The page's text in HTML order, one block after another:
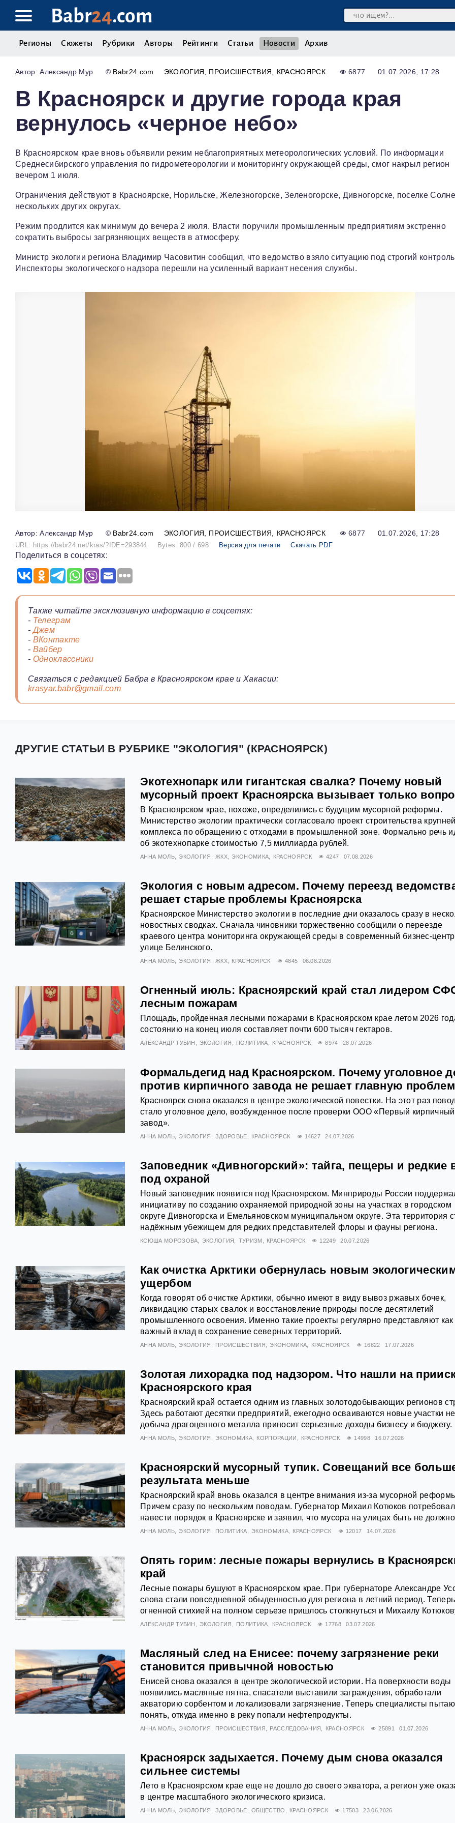
Babr24.com
Регионы Сюжеты Рубрики Авторы Рейтинги Статьи Новости Архив
Александр Мур © Babr24.com ЭКОЛОГИЯ ПРОИСШЕСТВИЯ КРАСНОЯРСК 6877 01.07.2026, 17:28
В Красноярск и другие города края
вернулось «черное небо»
В Красноярском крае вновь объявили режим неблагоприятных метеорологических условий. По информации
Среднесибирского управления по гидрометеорологии и мониторингу окружающей среды, смог накрыл регион
вечером 1 июля.
Ограничения действуют в Красноярске, Норильске, Железногорске, Зеленогорске, Дивногорске, поселке
нескольких других округах.
Режим продлится как минимум до вечера 2 июля. Власти поручили промышленным предприятиям экстренно
сократить выбросы загрязняющих веществ в атмосферу.
Министр экологии региона Владимир Часовитин сообщил, что ведомство взяло ситуацию под строгий
Инспекторы экологического надзора перешли на усиленный вариант несения службы.
Александр Мур © Babr24.com ЭКОЛОГИЯ ПРОИСШЕСТВИЯ КРАСНОЯРСК 6877 01.07.2026, 17:28
URL: https://babr24.net/kras/?IDE=293844 Bytes: 800 / 698 Версия для печати Скачать PDF
Поделиться в соцсетях:
Также читайте эксклюзивную информацию в соцсетях:
- Телеграм
-Джем
- ВКонтакте
- Вайбер
- Одноклассники
Связаться с редакцией Бабра в Красноярском крае и Хакасии:
krasyar.babr@gmail.com
ДРУГИЕ СТАТЬИ В РУБРИКЕ "ЭКОЛОГИЯ" (КРАСНОЯРСК)
Экотехнопарк или гигантская свалка? Почему новый
мусорный проект Красноярска вызывает только
В Красноярском крае, похоже, определились с будущим мусорной реформы.
Министерство экологии практически согласовало проект строительства
комплекса по обращению с отходами в промышленной зоне. Формально речь
об экотехнопарке стоимостью 7,5 миллиарда рублей.
АННА МОЛЬ ЭКОЛОГИЯ ЖКХ ЭКОНОМИКА КРАСНОЯРСК 4247 07.08.2026
Экология с новым адресом. Почему переезд
решает старые проблемы Красноярска
Красноярское Министерство экологии в последние дни оказалось сразу в
новостных сводках. Сначала чиновники торжественно сообщили о переезде
краевого центра мониторинга окружающей среды в современный бизнес-
улице Белинского.
АННА МОЛЬ ЭКОЛОГИЯ ЖКХ КРАСНОЯРСК 4845 06.08.2026
Огненный июль: Красноярский край стал лидером
лесным пожарам
Площадь, пройденная лесными пожарами в Красноярском крае летом 2026
состоянию на конец июля составляет почти 600 тысяч гектаров.
АЛЕКСАНДР ТУБИН ЭКОЛОГИЯ ПОЛИТИКА КРАСНОЯРСК 8974 28.07.2026
Формальдегид над Красноярском. Почему уголовное
против кирпичного завода не решает главную
Красноярск снова оказался в центре экологической повестки. На этот раз
стало уголовное дело, возбужденное после проверки ООО «Первый кирпичный
завод».
АННА МОЛЬ ЭКОЛОГИЯ ЗДОРОВЬЕ КРАСНОЯРСК 14627 24.07.2026
Заповедник «Дивногорский»: тайга, пещеры и редкие
под охраной
Новый заповедник появится под Красноярском. Минприроды России
инициативу по созданию охраняемой природной зоны на участках в городском
округе Дивногорска и Емельяновском муниципальном округе. Эта территория
надёжным убежищем для редких представителей флоры и фауны региона.
КСЮША МОРОЗОВА ЭКОЛОГИЯ ТУРИЗМ КРАСНОЯРСК 12249 20.07.2026
Как очистка Арктики обернулась новым
ущербом
Когда говорят об очистке Арктики, обычно имеют в виду вывоз ржавых бочек,
ликвидацию старых свалок и восстановление природы после десятилетий
промышленного освоения. Именно такие проекты регулярно представляют как
важный вклад в сохранение северных территорий.
АННА МОЛЬ ЭКОЛОГИЯ ПРОИСШЕСТВИЯ ЭКОНОМИКА КРАСНОЯРСК 16822 17.07.2026
Золотая лихорадка под надзором. Что нашли на
Красноярского края
Красноярский край остается одним из главных золотодобывающих регионов
Здесь работают десятки предприятий, ежегодно осваиваются новые участки
добыча драгоценного металла приносит серьезные доходы бизнесу и бюджету.
АННА МОЛЬ ЭКОЛОГИЯ ЭКОНОМИКА КОРПОРАЦИИ КРАСНОЯРСК 14998 16.07.2026
Красноярский мусорный тупик. Совещаний все
результата меньше
Красноярский край вновь оказался в центре внимания из-за мусорной
Причем сразу по нескольким поводам. Губернатор Михаил Котюков потребовал
навести порядок в Красноярске и заявил, что мусора на улицах быть не
АННА МОЛЬ ЭКОЛОГИЯ ПОЛИТИКА ЭКОНОМИКА КРАСНОЯРСК 12017 14.07.2026
Опять горим: лесные пожары вернулись в
край
Лесные пожары бушуют в Красноярском крае. При губернаторе Александре
слова стали повседневной обыденностью для региона в летний период.
огненной стихией на полном серьезе пришлось столкнуться и Михаилу
АЛЕКСАНДР ТУБИН ЭКОЛОГИЯ ПОЛИТИКА КРАСНОЯРСК 17768 03.07.2026
Масляный след на Енисее: почему загрязнение реки
становится привычной новостью
Енисей снова оказался в центре экологической истории. На поверхности воды
появились масляные пятна, спасатели выставили заграждения, обработали
акваторию сорбентом и локализовали загрязнение. Теперь специалисты
понять, откуда именно в реку попали нефтепродукты.
АННА МОЛЬ ЭКОЛОГИЯ ПРОИСШЕСТВИЯ РАССЛЕДОВАНИЯ КРАСНОЯРСК 25891 01.07.2026
Красноярск задыхается. Почему дым снова оказался
сильнее системы
Лето в Красноярском крае еще не дошло до своего экватора, а регион уже
в центре масштабного экологического кризиса.
АННА МОЛЬ ЭКОЛОГИЯ ЗДОРОВЬЕ ОБЩЕСТВО КРАСНОЯРСК 17503 23.06.2026